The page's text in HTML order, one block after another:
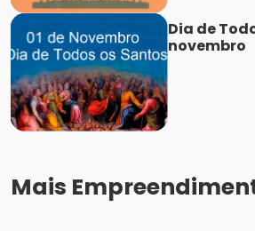
Dia de
novembro
Mais